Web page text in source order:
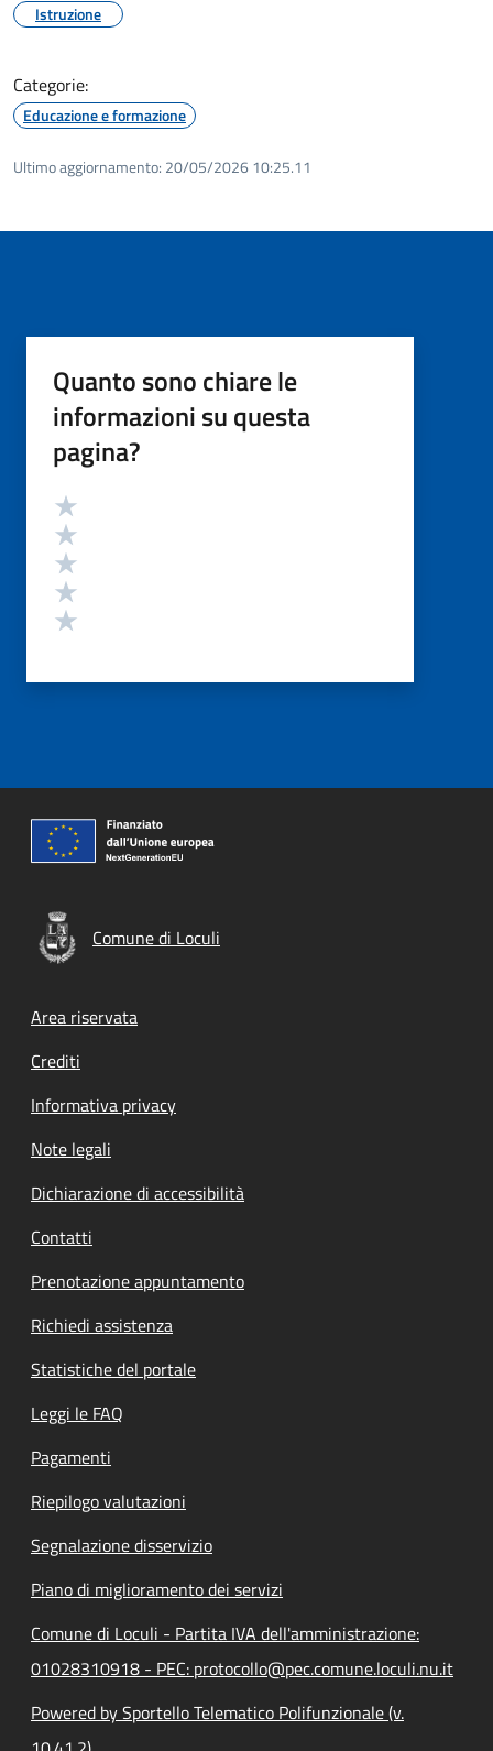
Istruzione
Categorie:
Educazione e formazione
Ultimo aggiornamento: 20/05/2026 10:25.11
Quanto sono chiare le
informazioni su questa
pagina?
Valutazione
Comune di Loculi
Footer menu
Area riservata
Crediti
Informativa privacy
Note legali
Dichiarazione di accessibilità
Contatti
Prenotazione appuntamento
Richiedi assistenza
Statistiche del portale
Leggi le FAQ
Pagamenti
Riepilogo valutazioni
Segnalazione disservizio
Piano di miglioramento dei servizi
Comune di Loculi - Partita IVA dell'amministrazione:
01028310918 - PEC: protocollo@pec.comune.loculi.nu.it
Powered by Sportello Telematico Polifunzionale (v.